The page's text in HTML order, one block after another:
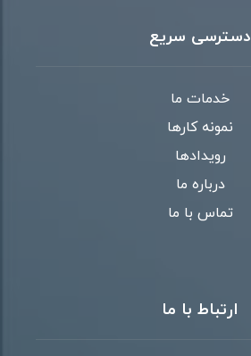
دسترسی سریع
خدمات ما
نمونه کارها
رویدادها
درباره ما
تماس با ما
ارتباط با ما